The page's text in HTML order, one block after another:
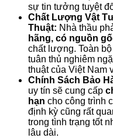
sự tin tưởng tuyệt
Chất Lượng Vật
Thuật: Nhà thầu
hãng, có nguồn
chất lượng. Toàn
tuân thủ nghiêm
thuật của Việt Nam
Chính Sách Bảo
uy tín sẽ cung cấp
hạn cho công trình
định kỳ cũng rất
trong tình trạng tốt
lâu dài.